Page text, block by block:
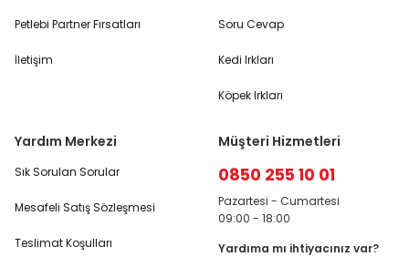
Petlebi Partner Fırsatları
İletişim
Soru Cevap
Kedi Irkları
Köpek Irkları
Yardım Merkezi
Sık Sorulan Sorular
Mesafeli Satış Sözleşmesi
Teslimat Koşulları
Müşteri Hizmetleri
0850 255 10 01
Pazartesi - Cumartesi
09:00 - 18:00
Yardıma mı ihtiyacınız var?